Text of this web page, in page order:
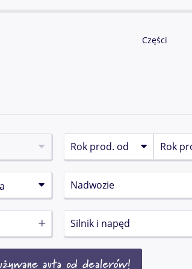
Części
Nadwozie
Silnik i napęd